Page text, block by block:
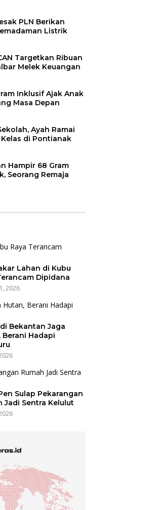
PLN Berikan
Listrik
Targetkan Ribuan
Melek Keuangan
Inklusif Ajak Anak
Masa Depan
Ayah Ramai
di Pontianak
Hampir 68 Gram
Seorang Remaja
Lahan di Kubu
Dipidana
2026
Bekantan Jaga
Berani Hadapi
Sulap Pekarangan
Jadi Sentra Kelulut